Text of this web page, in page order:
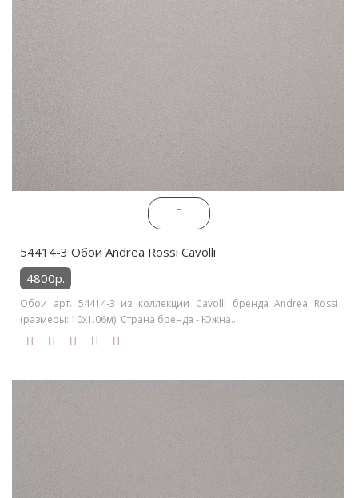
54414-3 Обои Andrea Rossi Cavolli
4800р.
Обои арт. 54414-3 из коллекции Cavolli бренда Andrea Rossi
(размеры: 10х1.06м). Страна бренда - Южна..